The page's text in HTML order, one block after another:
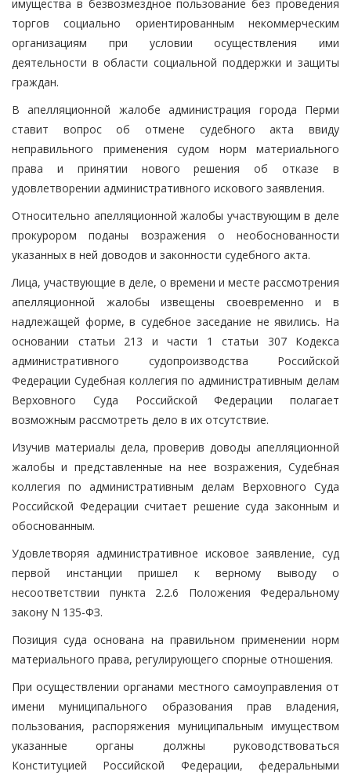
имущества в безвозмездное пользование без проведения
торгов социально ориентированным некоммерческим
организациям при условии осуществления ими
деятельности в области социальной поддержки и защиты
граждан.
В апелляционной жалобе администрация города Перми
ставит вопрос об отмене судебного акта ввиду
неправильного применения судом норм материального
права и принятии нового решения об отказе в
удовлетворении административного искового заявления.
Относительно апелляционной жалобы участвующим в деле
прокурором поданы возражения о необоснованности
указанных в ней доводов и законности судебного акта.
Лица, участвующие в деле, о времени и месте рассмотрения
апелляционной жалобы извещены своевременно и в
надлежащей форме, в судебное заседание не явились. На
основании статьи 213 и части 1 статьи 307 Кодекса
административного судопроизводства Российской
Федерации Судебная коллегия по административным делам
Верховного Суда Российской Федерации полагает
возможным рассмотреть дело в их отсутствие.
Изучив материалы дела, проверив доводы апелляционной
жалобы и представленные на нее возражения, Судебная
коллегия по административным делам Верховного Суда
Российской Федерации считает решение суда законным и
обоснованным.
Удовлетворяя административное исковое заявление, суд
первой инстанции пришел к верному выводу о
несоответствии пункта 2.2.6 Положения Федеральному
закону N 135-ФЗ.
Позиция суда основана на правильном применении норм
материального права, регулирующего спорные отношения.
При осуществлении органами местного самоуправления от
имени муниципального образования прав владения,
пользования, распоряжения муниципальным имуществом
указанные органы должны руководствоваться
Конституцией Российской Федерации, федеральными